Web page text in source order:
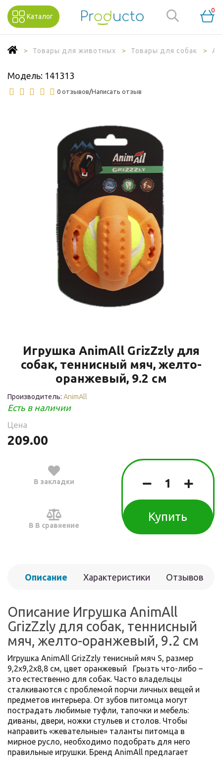
Каталог
0
Товары для животных Товары для собак
Модель: 141313
0 отзывов/Написать отзыв
Игрушка AnimAll GrizZzly для
собак, теннисный мяч, желто-
оранжевый, 9.2 см
Производитель: AnimAll
Есть в наличии
Цена
209.00
В закладки
В В сравнение
Купить
Описание Характеристики Отзывов
Описание Игрушка AnimAll
GrizZzly для собак, теннисный
мяч, желто-оранжевый, 9.2 см
Игрушка AnimAll GrizZzly тенисный мяч S, размер
9,2х9,2х8,8 см, цвет оранжевый Грызть что-либо –
это естественно для собак. Часто владельцы
сталкиваются с проблемой порчи личных вещей и
предметов интерьера. От зубов питомца могут
пострадать любимые туфли, тапочки и мебель:
диваны, двери, ножки стульев и столов. Чтобы
направить «жевательные» таланты питомца в
мирное русло, необходимо подобрать для него
правильные игрушки. Бренд AnimAll предлагает